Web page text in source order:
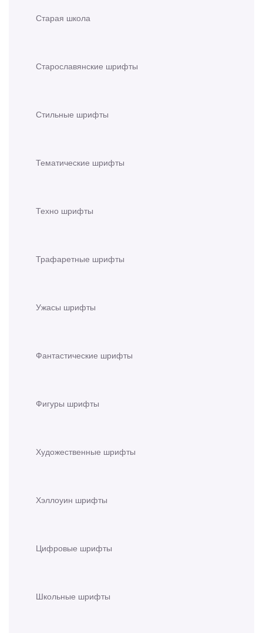
Старая школа
Старославянские шрифты
Стильные шрифты
Тематические шрифты
Техно шрифты
Трафаретные шрифты
Ужасы шрифты
Фантастические шрифты
Фигуры шрифты
Художественные шрифты
Хэллоуин шрифты
Цифровые шрифты
Школьные шрифты